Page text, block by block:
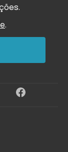
.